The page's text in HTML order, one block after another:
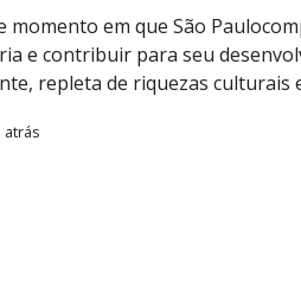
momento em que São
e contribuir para seu
repleta de riquezas culturais
atrás